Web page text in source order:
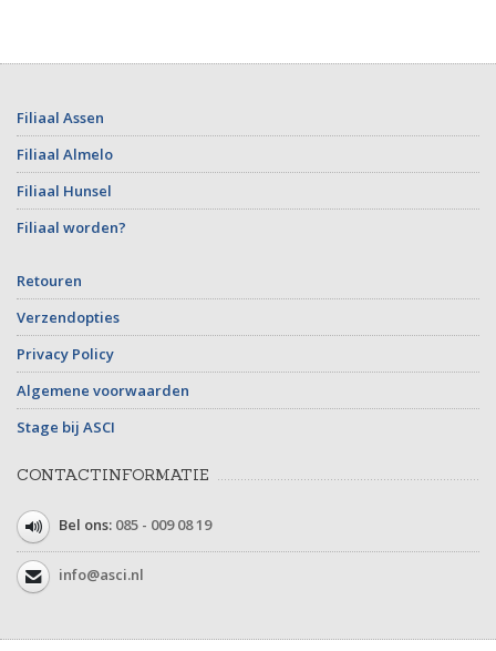
Filiaal Assen
Filiaal Almelo
Filiaal Hunsel
Filiaal worden?
Retouren
Verzendopties
Privacy Policy
Algemene voorwaarden
Stage bij ASCI
CONTACTINFORMATIE
Bel ons: 085 - 009 08 19
info@asci.nl